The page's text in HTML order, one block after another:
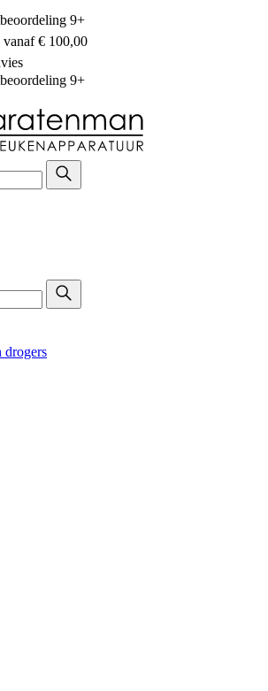
9+
€ 100,00
9+
drogers